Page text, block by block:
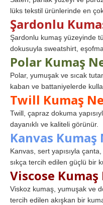
lüks tekstil ürünlerinde en
Şardonlu
Şardonlu kumaş yüzeyinde
dokusuyla sweatshirt,
Polar Kumaş
Polar, yumuşak ve sıcak
kaban ve battaniyelerde
Twill Kumaş
Twill, çapraz dokuma
dayanıklı ve kaliteli görünür.
Kanvas Kumaş
Kanvas, sert yapısıyla
sıkça tercih edilen güçlü bir
Viscose
Viskoz kumaş, yumuşak ve
tercih edilen akışkan bir